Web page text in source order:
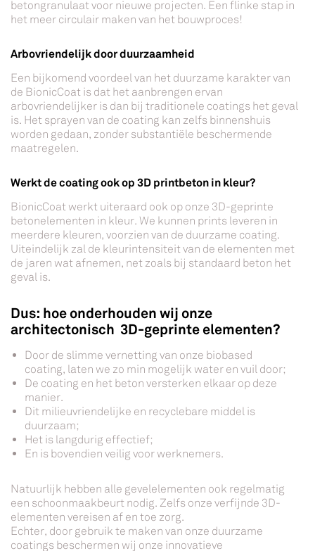
betongranulaat voor nieuwe projecten. Een flinke stap in
het meer circulair maken van het bouwproces!
Arbovriendelijk door duurzaamheid
Een bijkomend voordeel van het duurzame karakter van
de BionicCoat is dat het aanbrengen ervan
arbovriendelijker is dan bij traditionele coatings het geval
is. Het sprayen van de coating kan zelfs binnenshuis
worden gedaan, zonder substantiële beschermende
maatregelen.
Werkt de coating ook op 3D printbeton in kleur?
BionicCoat werkt uiteraard ook op onze 3D-geprinte
betonelementen in kleur. We kunnen prints leveren in
meerdere kleuren, voorzien van de duurzame coating.
Uiteindelijk zal de kleurintensiteit van de elementen met
de jaren wat afnemen, net zoals bij standaard beton het
geval is.
Dus: hoe onderhouden wij onze
architectonisch 3D-geprinte elementen?
Door de slimme vernetting van onze biobased
coating, laten we zo min mogelijk water en vuil door;
De coating en het beton versterken elkaar op deze
manier.
Dit milieuvriendelijke en recyclebare middel is
duurzaam;
Het is langdurig effectief;
En is bovendien veilig voor werknemers.
Natuurlijk hebben alle gevelelementen ook regelmatig
een schoonmaakbeurt nodig. Zelfs onze verfijnde 3D-
elementen vereisen af en toe zorg.
Echter, door gebruik te maken van onze duurzame
coatings beschermen wij onze innovatieve